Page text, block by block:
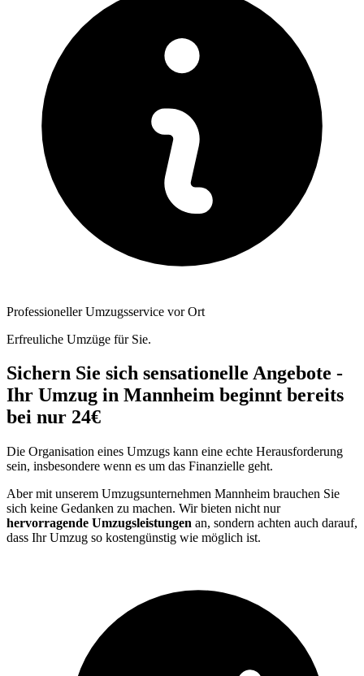
Professioneller Umzugsservice vor Ort
Erfreuliche Umzüge für Sie.
Sichern Sie sich sensationelle Angebote -
Ihr Umzug in Mannheim beginnt bereits
bei nur 24€
Die Organisation eines Umzugs kann eine echte Herausforderung
sein, insbesondere wenn es um das Finanzielle geht.
Aber mit unserem Umzugsunternehmen Mannheim brauchen Sie
sich keine Gedanken zu machen. Wir bieten nicht nur
hervorragende Umzugsleistungen an, sondern achten auch darauf,
dass Ihr Umzug so kostengünstig wie möglich ist.